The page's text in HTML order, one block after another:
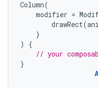
Column(
modifier =
drawRect(
}
)
{
// your
}